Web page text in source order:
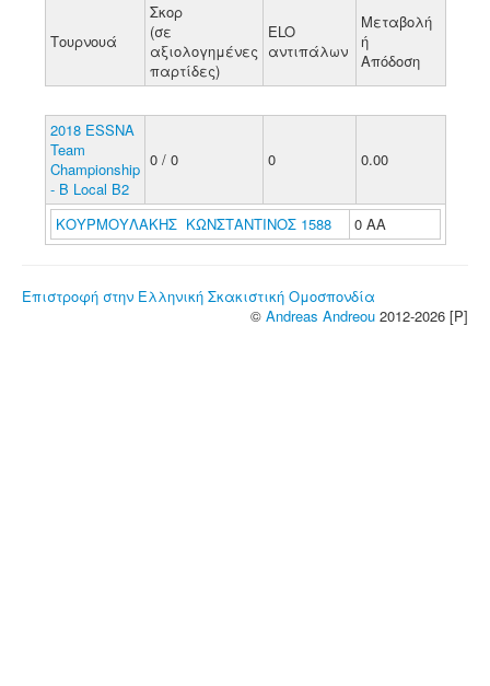
Τουρνουά
Σκορ
(σε
αξιολογημένες
παρτίδες)
ELO
αντιπάλων
Μεταβολή
ή
Απόδοση
2018 ESSNA
Team
Championship
- B Local B2
0 / 0 0 0.00
ΚΟΥΡΜΟΥΛΑΚΗΣ ΚΩΝΣΤΑΝΤΙΝΟΣ 1588 0 ΑΑ
Επιστροφή στην Ελληνική Σκακιστική Ομοσπονδία
© Andreas Andreou 2012-2026 [P]